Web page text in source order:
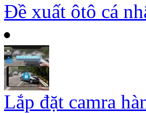
Đề xuất ôtô cá
Lắp đặt camra